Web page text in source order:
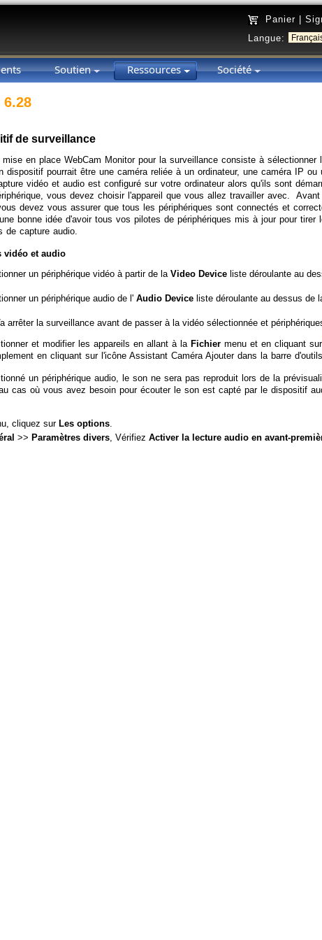
Panier
Langue:
Soutien Ressources Société
de surveillance
mise en place WebCam Monitor pour la surveillance consiste à sélectionner
dispositif pourrait être une caméra reliée à un ordinateur, une caméra IP
vidéo et audio est configuré sur votre ordinateur alors qu'ils sont
vous devez choisir l'appareil que vous allez travailler avec.
devez vous assurer que tous les périphériques sont connectés et
bonne idée d'avoir tous vos pilotes de périphériques mis à jour pour tirer
de capture audio.
vidéo et audio
un périphérique vidéo à partir de la Video Device liste déroulante au
un périphérique audio de l' Audio Device liste déroulante au dessus de
arrêter la surveillance avant de passer à la vidéo sélectionnée et
et modifier les appareils en allant à la Fichier menu et en cliquant sur
en cliquant sur l'icône Assistant Caméra Ajouter dans la barre d'outils.
un périphérique audio, le son ne sera pas reproduit lors de la
cas où vous avez besoin pour écouter le son est capté par le dispositif
cliquez sur Les options
>> Paramètres divers , Vérifiez Activer la lecture audio en avant-